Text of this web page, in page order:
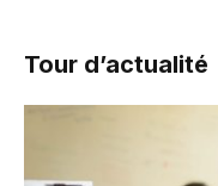
Tour d’actualité